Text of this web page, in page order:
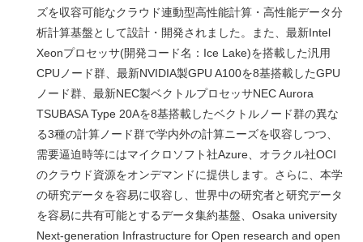
ズを収容可能なクラウド連動型高性能計算・高性能データ分
析計算基盤として設計・開発されました。また、最新Intel
Xeonプロセッサ(開発コード名：Ice Lake)を搭載した汎用
CPUノード群、最新NVIDIA製GPU A100を8基搭載したGPU
ノード群、最新NEC製ベクトルプロセッサNEC Aurora
TSUBASA Type 20Aを8基搭載したベクトルノード群の異な
る3種の計算ノード群で学内外の計算ニーズを収容しつつ、
需要逼迫時等にはマイクロソフト社Azure、オラクル社OCI
のクラウド資源をオンデマンドに提供します。さらに、本学
の研究データを容易に収容し、世界中の研究者と研究データ
を容易に共有可能とするデータ集約基盤、Osaka university
Next-generation Infrastructure for Open research and open